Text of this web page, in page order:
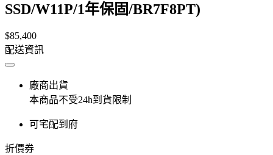
SSD/W11P/1年保固/BR7F8PT)
$85,400
配送資訊
廠商出貨
本商品不受24h到貨限制
可宅配到府
折價券